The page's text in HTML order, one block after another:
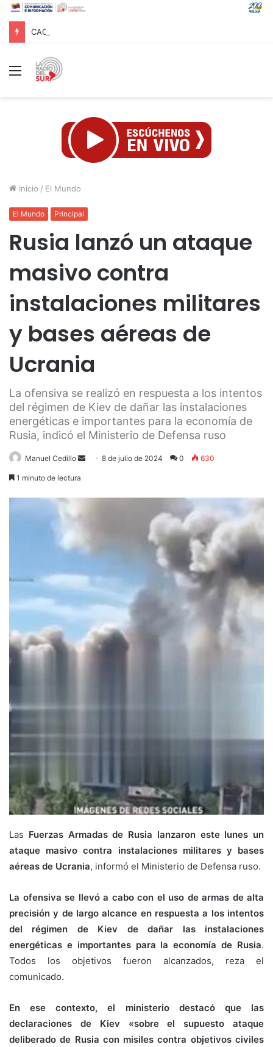
Menú
Inicio / El Mundo
El Mundo Principal
Rusia lanzó un ataque
masivo contra
instalaciones militares
y bases aéreas de
Ucrania
La ofensiva se realizó en respuesta a los intentos
del régimen de Kiev de dañar las instalaciones
energéticas e importantes para la economía de
Rusia, indicó el Ministerio de Defensa ruso
Manuel Cedillo
Send8 de julio de 2024 0 630
1 minuto de lectura
Las Fuerzas Armadas de Rusia lanzaron este lunes un
ataque masivo contra instalaciones militares y bases
aéreas de Ucrania, informó el Ministerio de Defensa ruso.
La ofensiva se llevó a cabo con el uso de armas de alta
precisión y de largo alcance en respuesta a los intentos
del régimen de Kiev de dañar las instalaciones
energéticas e importantes para la economía de Rusia.
Todos los objetivos fueron alcanzados, reza el
comunicado.
En ese contexto, el ministerio destacó que las
declaraciones de Kiev «sobre el supuesto ataque
deliberado de Rusia con misiles contra objetivos civiles